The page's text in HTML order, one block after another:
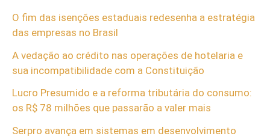
O fim das isenções estaduais redesenha a estratégia
das empresas no Brasil
A vedação ao crédito nas operações de hotelaria e
sua incompatibilidade com a Constituição
Lucro Presumido e a reforma tributária do consumo:
os R$ 78 milhões que passarão a valer mais
Serpro avança em sistemas em desenvolvimento